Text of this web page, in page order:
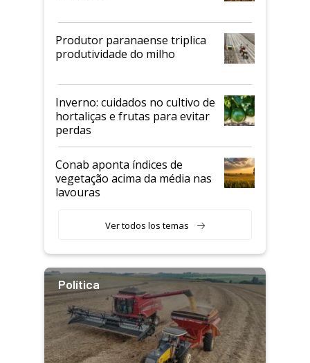
Produtor paranaense triplica
produtividade do milho
Inverno: cuidados no cultivo de
hortaliças e frutas para evitar
perdas
Conab aponta índices de
vegetação acima da média nas
lavouras
Ver todos los temas
Política